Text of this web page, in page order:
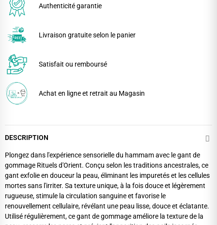
Authenticité garantie
Livraison gratuite selon le panier
Satisfait ou remboursé
Achat en ligne et retrait au Magasin
DESCRIPTION
Plongez dans l'expérience sensorielle du hammam avec le gant de
gommage Rituels d'Orient. Conçu selon les traditions ancestrales, ce
gant exfolie en douceur la peau, éliminant les impuretés et les cellules
mortes sans l'irriter. Sa texture unique, à la fois douce et légèrement
rugueuse, stimule la circulation sanguine et favorise le
renouvellement cellulaire, révélant une peau lisse, douce et éclatante.
Utilisé régulièrement, ce gant de gommage améliore la texture de la